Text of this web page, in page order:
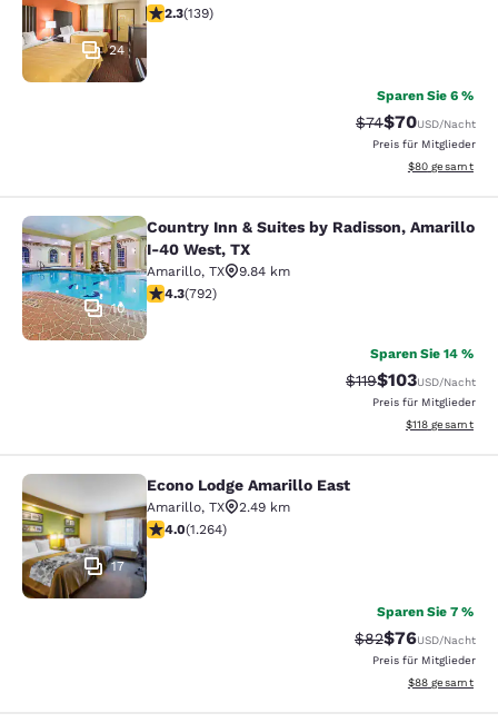
24
2.32-Sterne-Bewertung. Mittelmäßig. 139 Bewertungen
2.3(139)
Sparen Sie 6 %
$74Vergünstigter
$70USD/Nacht
Preis für Mitglieder
Geschätzte
$80 gesamt
Country Inn & Suites by Radisson,
10
Country Inn & Suites by Radisson, Amarillo
I-40 West, TX
Amarillo, TX
9.84 km
4.32-Sterne-Bewertung. Hervorragend. 792
4.3(792)
Sparen Sie 14 %
Durchgestrichener
$119Vergünstigter
$103USD/Nacht
Preis für Mitglieder
Geschätzte
$118 gesamt
Econo Lodge Amarillo East
17
Econo Lodge Amarillo East
Amarillo, TX
2.49 km
3.98-Sterne-Bewertung. Gut. 1264 Bewertungen
4.0(1.264)
Sparen Sie 7 %
$82Vergünstigter
$76USD/Nacht
Preis für Mitglieder
Geschätzte
$88 gesamt